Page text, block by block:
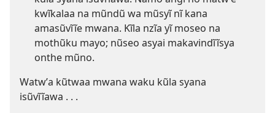
kwĩkalaa na mũndũ wa mũsyĩ nĩ kana
amasũvĩĩe mwana. Kĩla nzĩa yĩ moseo na
mothũku mayo; nũseo asyai makavindĩĩsya
onthe mũno.
Watwʼa kũtwaa mwana waku kũla syana
isũvĩĩawa . . .